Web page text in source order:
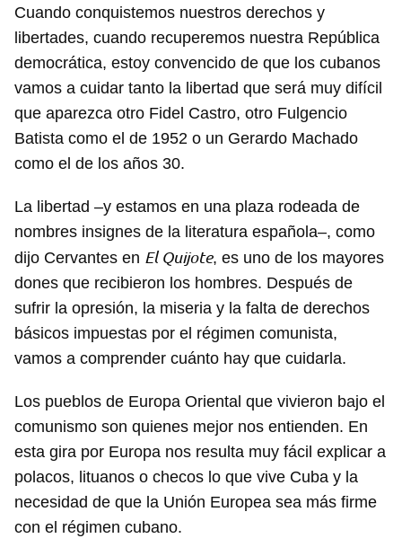
Cuando conquistemos nuestros derechos y
libertades, cuando recuperemos nuestra República
democrática, estoy convencido de que los cubanos
vamos a cuidar tanto la libertad que será muy difícil
que aparezca otro Fidel Castro, otro Fulgencio
Batista como el de 1952 o un Gerardo Machado
como el de los años 30.
La libertad –y estamos en una plaza rodeada de
nombres insignes de la literatura española–, como
dijo Cervantes en El Quijote, es uno de los mayores
dones que recibieron los hombres. Después de
sufrir la opresión, la miseria y la falta de derechos
básicos impuestas por el régimen comunista,
vamos a comprender cuánto hay que cuidarla.
Los pueblos de Europa Oriental que vivieron bajo el
comunismo son quienes mejor nos entienden. En
esta gira por Europa nos resulta muy fácil explicar a
polacos, lituanos o checos lo que vive Cuba y la
necesidad de que la Unión Europea sea más firme
con el régimen cubano.